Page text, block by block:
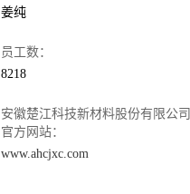
姜纯
员工数：
8218
安徽楚江科技新材料股份有限公司
官方网站：
www.ahcjxc.com